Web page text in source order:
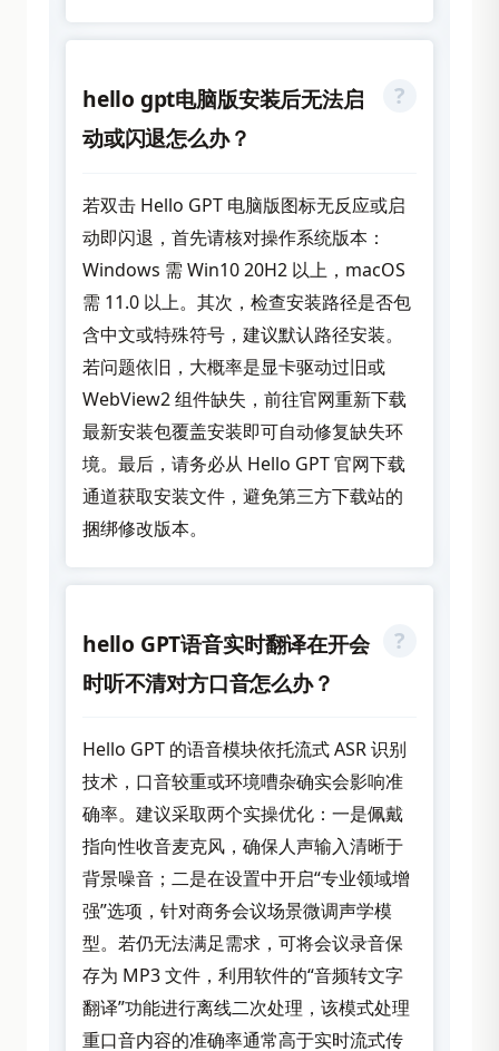
hello gpt电脑版安装后无法启
动或闪退怎么办？
若双击 Hello GPT 电脑版图标无反应或启
动即闪退，首先请核对操作系统版本：
Windows 需 Win10 20H2 以上，macOS
需 11.0 以上。其次，检查安装路径是否包
含中文或特殊符号，建议默认路径安装。
若问题依旧，大概率是显卡驱动过旧或
WebView2 组件缺失，前往官网重新下载
最新安装包覆盖安装即可自动修复缺失环
境。最后，请务必从 Hello GPT 官网下载
通道获取安装文件，避免第三方下载站的
捆绑修改版本。
hello GPT语音实时翻译在开会
时听不清对方口音怎么办？
Hello GPT 的语音模块依托流式 ASR 识别
技术，口音较重或环境嘈杂确实会影响准
确率。建议采取两个实操优化：一是佩戴
指向性收音麦克风，确保人声输入清晰于
背景噪音；二是在设置中开启“专业领域增
强”选项，针对商务会议场景微调声学模
型。若仍无法满足需求，可将会议录音保
存为 MP3 文件，利用软件的“音频转文字
翻译”功能进行离线二次处理，该模式处理
重口音内容的准确率通常高于实时流式传